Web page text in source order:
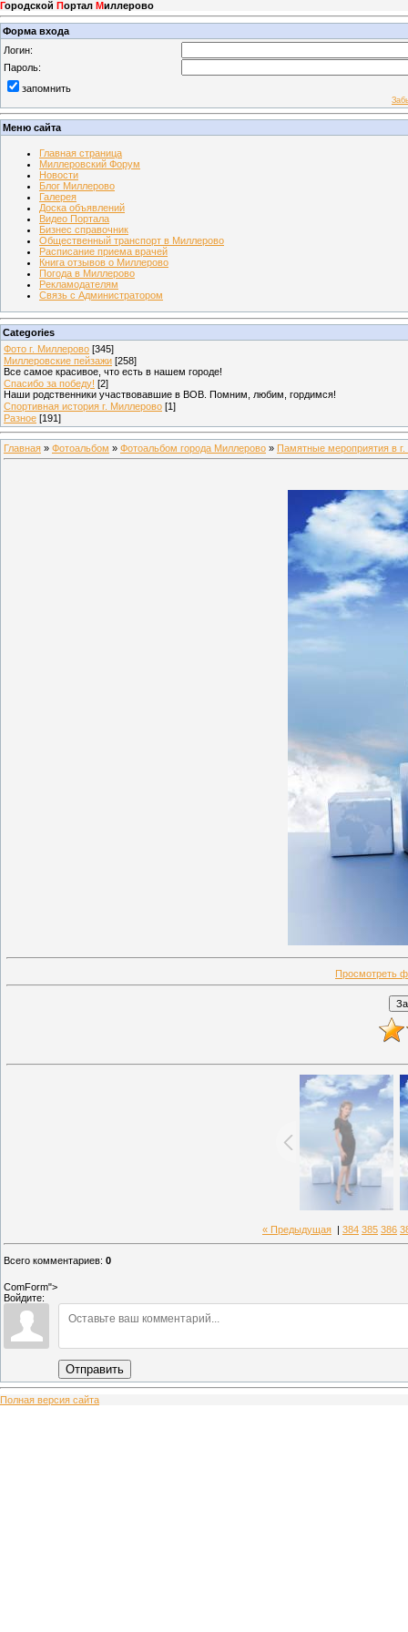
Городской Портал Миллерово
Форма входа
Логин:
Пароль:
запомнить
Меню сайта
Главная страница
Миллеровский Форум
Новости
Блог Миллерово
Галерея
Доска объявлений
Видео Портала
Бизнес справочник
Общественный транспорт в Миллерово
Расписание приема врачей
Книга отзывов о Миллерово
Погода в Миллерово
Рекламодателям
Связь с Администратором
Categories
Фото г. Миллерово [345]
Миллеровские пейзажи [258]
Все самое красивое, что есть в нашем городе!
Спасибо за победу! [2]
Наши родственники участвовавшие в ВОВ. Помним, любим, гордимся!
Спортивная история г. Миллерово [1]
Разное [191]
Главная » Фотоальбом » Фотоальбом города Миллерово » Памятные мероприятия в
Просмотреть
« Предыдущая 384 385 386
Всего комментариев: 0
ComForm">
Войдите:
Отправить
Полная версия сайта